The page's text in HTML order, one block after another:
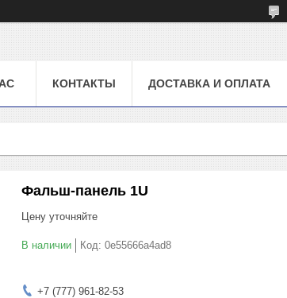
КОНТАКТЫ ДОСТАВКА И ОПЛАТА
Фальш-панель 1U
Цену уточняйте
В наличии Код: 0e55666a4ad8
+7 (777) 961-82-53